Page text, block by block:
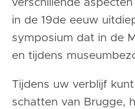
verschillende
in de 19de eeuw
symposium dat in de
en tijdens
Tijdens uw verblijf
schatten van Brugge,